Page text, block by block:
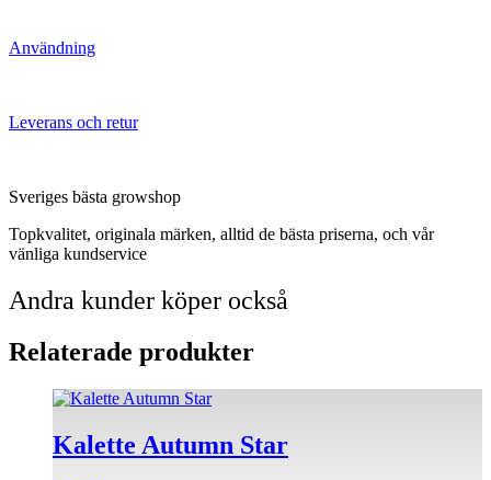
Användning
Leverans och retur
Sveriges bästa growshop
Topkvalitet, originala märken, alltid de bästa priserna, och vår
vänliga kundservice
Andra kunder köper också
Relaterade produkter
Kalette Autumn Star